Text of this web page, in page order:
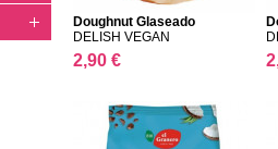
Doughnut Glaseado
DELISH...
DELISH VEGAN
2,90 €